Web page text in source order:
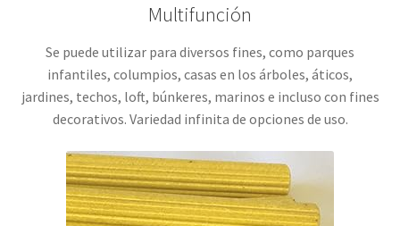
Multifunción
Se puede utilizar para diversos fines, como parques
infantiles, columpios, casas en los árboles, áticos,
jardines, techos, loft, búnkeres, marinos e incluso con fines
decorativos. Variedad infinita de opciones de uso.